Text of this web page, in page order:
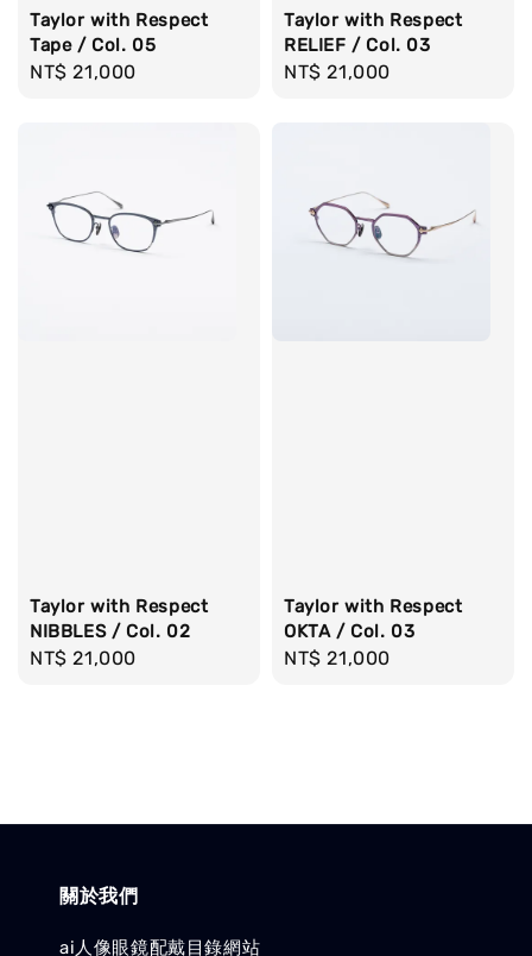
Taylor with Respect
Tape / Col. 05
Regular
NT$ 21,000
Taylor with Respect
RELIEF / Col. 03
Regular
NT$ 21,000
Taylor with Respect
NIBBLES / Col. 02
Regular
NT$ 21,000
Taylor with Respect
OKTA / Col. 03
Regular
NT$ 21,000
關於我們
ai人像眼鏡配戴目錄網站